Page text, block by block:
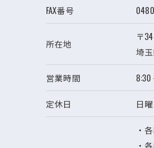
FAX番号
所在地
〒
埼
営業時間 8:30
定休日 日
・
・